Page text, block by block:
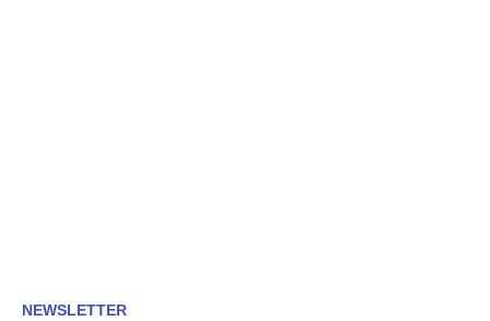
NEWSLETTER